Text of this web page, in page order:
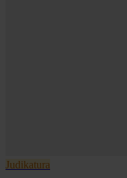
Judikatura